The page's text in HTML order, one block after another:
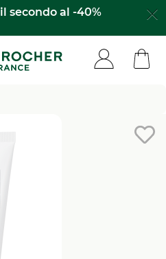
il secondo al -40%​